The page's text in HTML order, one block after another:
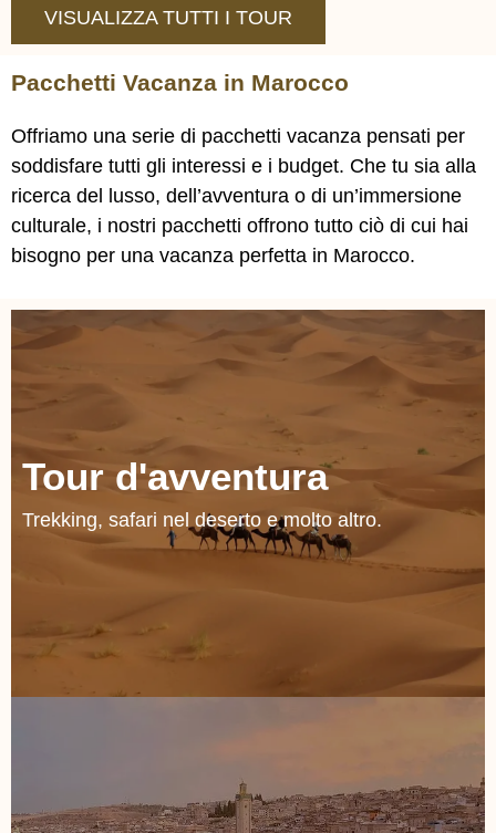
VISUALIZZA TUTTI I TOUR
Pacchetti Vacanza in Marocco
Offriamo una serie di pacchetti vacanza pensati per
soddisfare tutti gli interessi e i budget. Che tu sia alla
ricerca del lusso, dell’avventura o di un’immersione
culturale, i nostri pacchetti offrono tutto ciò di cui hai
bisogno per una vacanza perfetta in Marocco.
Tour d'avventura
Trekking, safari nel deserto e molto altro.